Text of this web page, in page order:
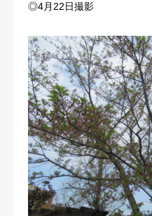
◎4月22日撮影